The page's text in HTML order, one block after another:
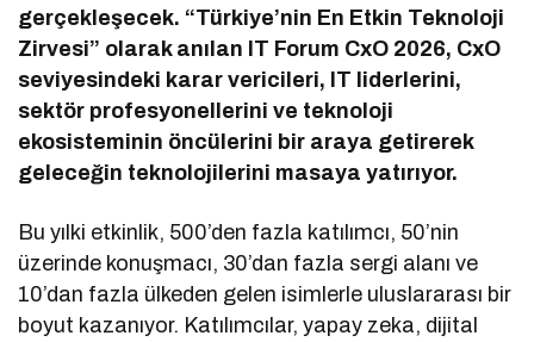
gerçekleşecek. “Türkiye’nin En Etkin Teknoloji
Zirvesi” olarak anılan IT Forum CxO 2026, CxO
seviyesindeki karar vericileri, IT liderlerini,
sektör profesyonellerini ve teknoloji
ekosisteminin öncülerini bir araya getirerek
geleceğin teknolojilerini masaya yatırıyor.
Bu yılki etkinlik, 500’den fazla katılımcı, 50’nin
üzerinde konuşmacı, 30’dan fazla sergi alanı ve
10’dan fazla ülkeden gelen isimlerle uluslararası bir
boyut kazanıyor. Katılımcılar, yapay zeka, dijital